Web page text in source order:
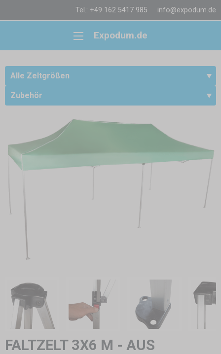
Tel.: +49 162 5417 985 info@expodum.de
Expodum.de
Alle Zeltgrößen
Zubehör
FALTZELT 3X6 M - AUS